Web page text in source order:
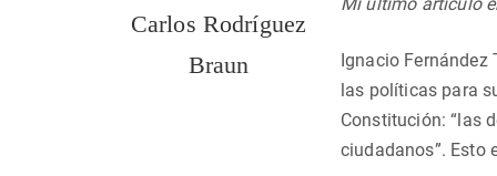
Carlos Rodríguez
Braun
Ignacio Fernández
las políticas para
Constitución: “las
ciudadanos”. Esto